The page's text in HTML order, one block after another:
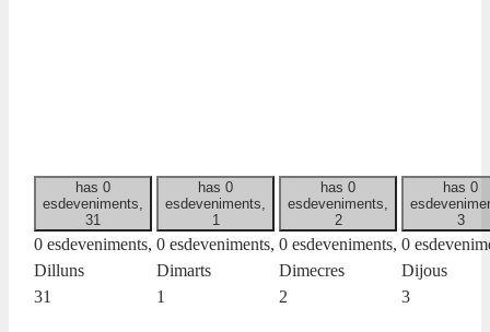
has 0
esdeveniments,
31
0 esdeveniments,
Dilluns
31
has 0
esdeveniments,
1
0 esdeveniments,
Dimarts
1
has 0
esdeveniments,
2
0 esdeveniments,
Dimecres
2
has 0
3
0
Dijous
3